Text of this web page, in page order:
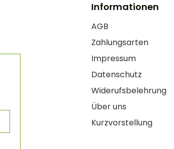
Informationen
AGB
Zahlungsarten
Impressum
Datenschutz
Widerufsbelehrung
Über uns
Kurzvorstellung